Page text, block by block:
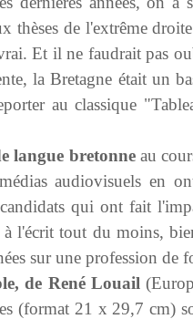
thèses de l'extrême
Et il ne faudrait pas
la Bretagne était un
au classique
langue bretonneau
audiovisuels en
qui ont fait
l'écrit tout du moins,
sur une profession de
de René Louail
(format 21 x 29,7 cm)